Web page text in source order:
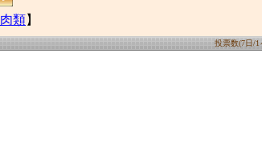
肉類 】
投票数(7日/